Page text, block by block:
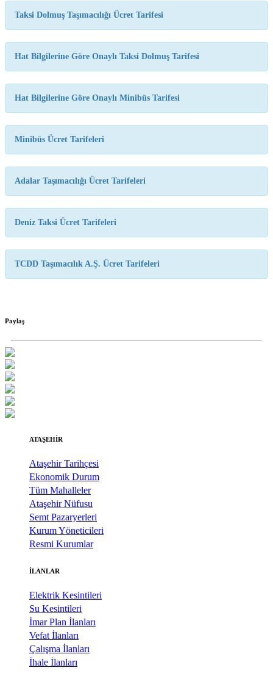
Taksi Dolmuş Taşımacılığı Ücret Tarifesi
Hat Bilgilerine Göre Onaylı Taksi Dolmuş Tarifesi
Hat Bilgilerine Göre Onaylı Minibüs Tarifesi
Minibüs Ücret Tarifeleri
Adalar Taşımacılığı Ücret Tarifeleri
Deniz Taksi Ücret Tarifeleri
TCDD Taşımacılık A.Ş. Ücret Tarifeleri
Paylaş
ATAŞEHİR
Ataşehir Tarihçesi
Ekonomik Durum
Tüm Mahalleler
Ataşehir Nüfusu
Semt Pazaryerleri
Kurum Yöneticileri
Resmi Kurumlar
İLANLAR
Elektrik Kesintileri
Su Kesintileri
İmar Plan İlanları
Vefat İlanları
Çalışma İlanları
İhale İlanları